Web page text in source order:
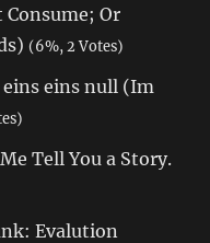
Consume; Or
(6%, 2 Votes)
eins null (Im
Tell You a Story.
Evalution